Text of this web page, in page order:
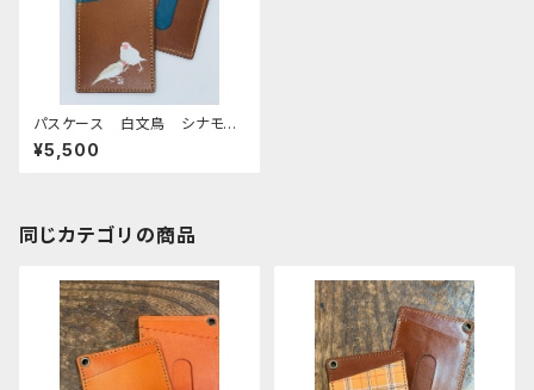
パスケース 白文鳥 シナモン
文鳥 ブラウン ネイビー Br
own navy 文鳥 ぶんちょ
¥5,500
同じカテゴリの商品